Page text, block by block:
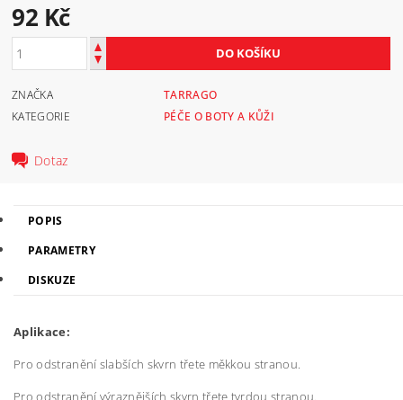
92 Kč
ZNAČKA
TARRAGO
KATEGORIE
PÉČE O BOTY A KŮŽI
Dotaz
POPIS
PARAMETRY
DISKUZE
Aplikace:
Pro odstranění slabších skvrn třete měkkou stranou.
Pro odstranění výraznějších skvrn třete tvrdou stranou.